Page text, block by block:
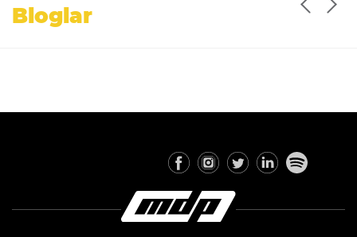
Bloglar